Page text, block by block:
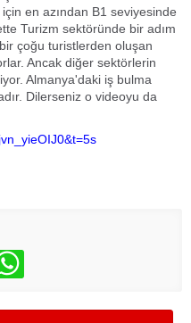
en azından B1 seviyesinde
Turizm sektöründe bir adım
çoğu turistlerden oluşan
Ancak diğer sektörlerin
Almanya'daki iş bulma
Dilerseniz o videoyu da